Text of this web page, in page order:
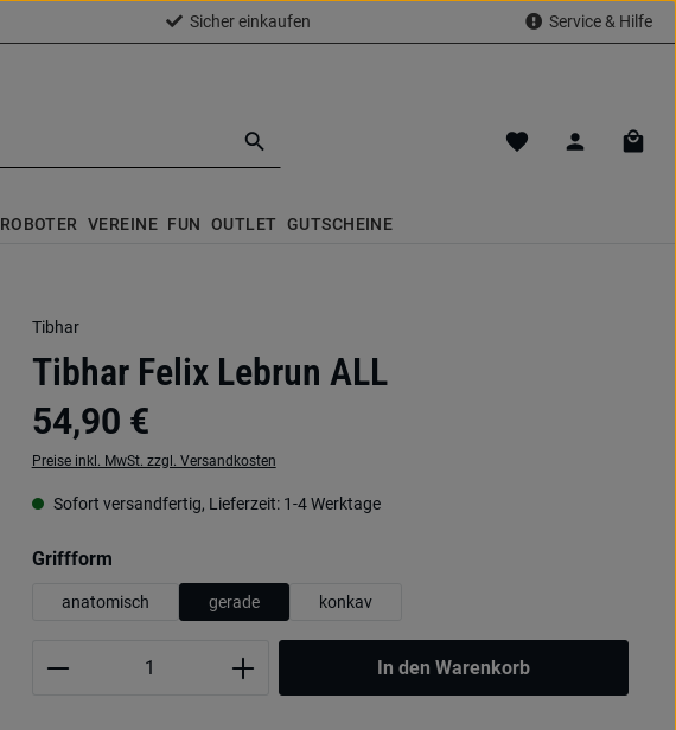
Sicher einkaufen
Service & Hilfe
Du hast 0 Produkte
ROBOTER VEREINE FUN OUTLET GUTSCHEINE
Tibhar
Tibhar Felix Lebrun ALL
54,90 €
Preise inkl. MwSt. zzgl. Versandkosten
Sofort versandfertig, Lieferzeit: 1-4 Werktage
Griffformauswählen
anatomisch gerade konkav
Produkt Anzahl: Gib den gewünschten Wert ein
In den Warenkorb